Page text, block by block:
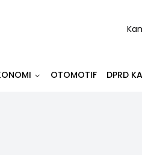
OTOMOTIF DPRD